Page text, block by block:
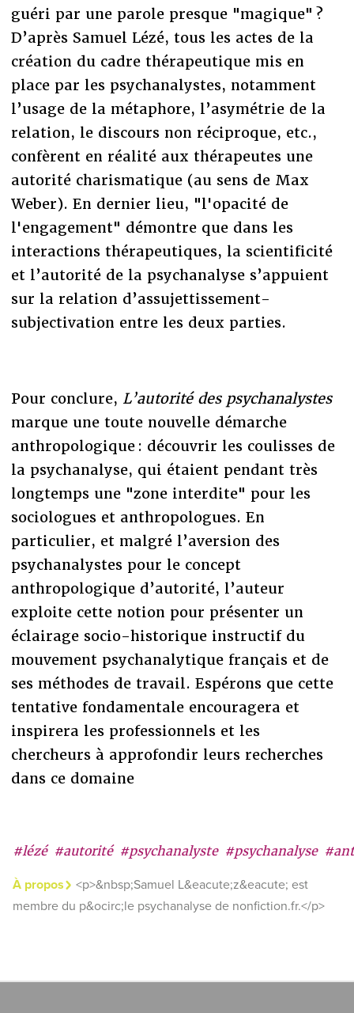
#lézé #autorité #psychanalyste #psychanalyse
À propos
<p>&nbsp;Samuel L&eacute;z&eacute; est
membre du p&ocirc;le psychanalyse de nonfiction.fr.</p>
guéri par une parole presque "magique" ?
D’après Samuel Lézé, tous les actes de la
création du cadre thérapeutique mis en
place par les psychanalystes, notamment
l’usage de la métaphore, l’asymétrie de la
relation, le discours non réciproque, etc.,
confèrent en réalité aux thérapeutes une
autorité charismatique (au sens de Max
Weber). En dernier lieu, "l'opacité de
l'engagement" démontre que dans les
interactions thérapeutiques, la scientificité
et l’autorité de la psychanalyse s’appuient
sur la relation d’assujettissement-
subjectivation entre les deux parties.
Pour conclure, L’autorité des psychanalystes
marque une toute nouvelle démarche
anthropologique : découvrir les coulisses de
la psychanalyse, qui étaient pendant très
longtemps une "zone interdite" pour les
sociologues et anthropologues. En
particulier, et malgré l’aversion des
psychanalystes pour le concept
anthropologique d’autorité, l’auteur
exploite cette notion pour présenter un
éclairage socio-historique instructif du
mouvement psychanalytique français et de
ses méthodes de travail. Espérons que cette
tentative fondamentale encouragera et
inspirera les professionnels et les
chercheurs à approfondir leurs recherches
dans ce domaine